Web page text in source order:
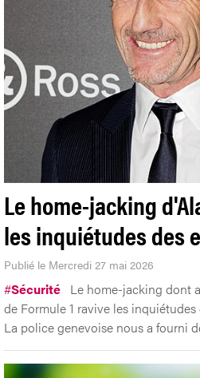
Le home-jacking
les inquiétudes des
Publié le Mercredi 27 mai 2026
#Sécurité Le home-jacking dont
de Formule 1 ravive les
La police genevoise nous a fourni